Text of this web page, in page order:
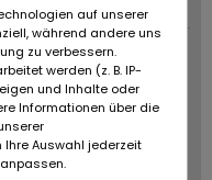
auf unserer
während andere uns
zu verbessern.
werden (z. B. IP-
und Inhalte oder
Informationen über die
Ihre Auswahl jederzeit